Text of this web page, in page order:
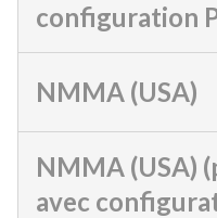
configuration
NMMA (USA)
NMMA (USA)
avec